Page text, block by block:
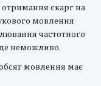
отримання скарг на
мовлення
частотного
неможливо.
мовлення має